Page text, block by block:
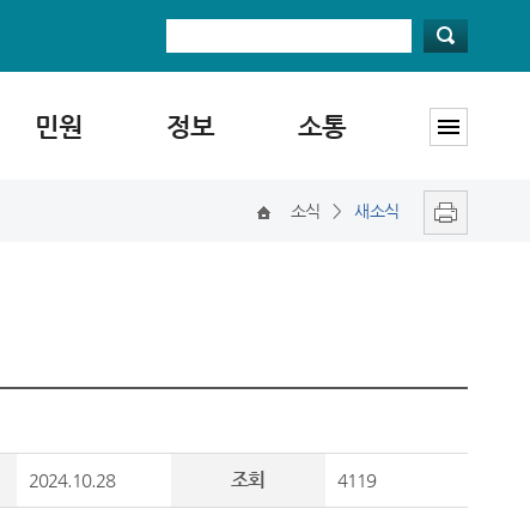
민원 정보 소통
소식 > 새소식
2024.10.28 조회 4119